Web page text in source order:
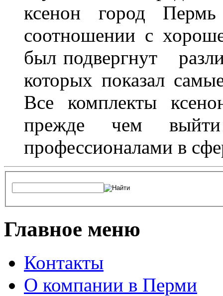
ксенон город
соотношении с
был подвергнут
которых показал
Все комплекты
прежде чем
профессионалами в
Главное меню
Контакты
О компании в Перми